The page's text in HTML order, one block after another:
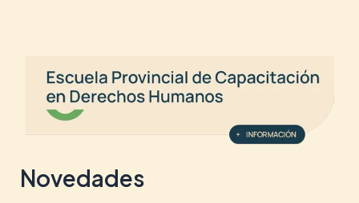
Novedades